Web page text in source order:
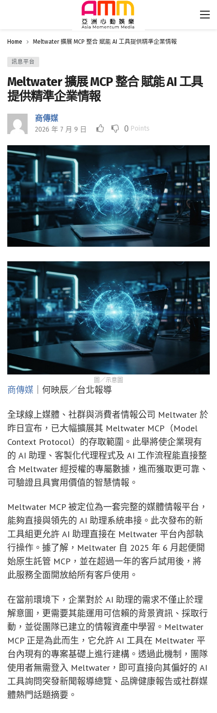
Home Meltwater 擴展 MCP 整合 賦能 AI 工具提供精準企業情報
訊息平台
Meltwater 擴展 MCP 整合 賦能 AI 工具
提供精準企業情報
商傳媒
2026 年 7 月 9 日 0 Points
圖／示意圖
商傳媒 ｜何映辰／台北報導
全球線上媒體、社群與消費者情報公司 Meltwater 於
昨日宣布，已大幅擴展其 Meltwater MCP（Model
Context Protocol）的存取範圍。此舉將使企業現有
的 AI 助理、客製化代理程式及 AI 工作流程能直接整
合 Meltwater 經授權的專屬數據，進而獲取更可靠、
可驗證且具實用價值的智慧情報。
Meltwater MCP 被定位為一套完整的媒體情報平台，
能夠直接與領先的 AI 助理系統串接。此次發布的新
工具組更允許 AI 助理直接在 Meltwater 平台內部執
行操作。據了解，Meltwater 自 2025 年 6 月起便開
始原生託管 MCP，並在超過一年的客戶試用後，將
此服務全面開放給所有客戶使用。
在當前環境下，企業對於 AI 助理的需求不僅止於理
解意圖，更需要其能運用可信賴的背景資訊、採取行
動，並從團隊已建立的情報資產中學習。Meltwater
MCP 正是為此而生，它允許 AI 工具在 Meltwater 平
台內現有的專案基礎上進行建構。透過此機制，團隊
使用者無需登入 Meltwater，即可直接向其偏好的 AI
工具詢問突發新聞報導總覽、品牌健康報告或社群媒
體熱門話題摘要。